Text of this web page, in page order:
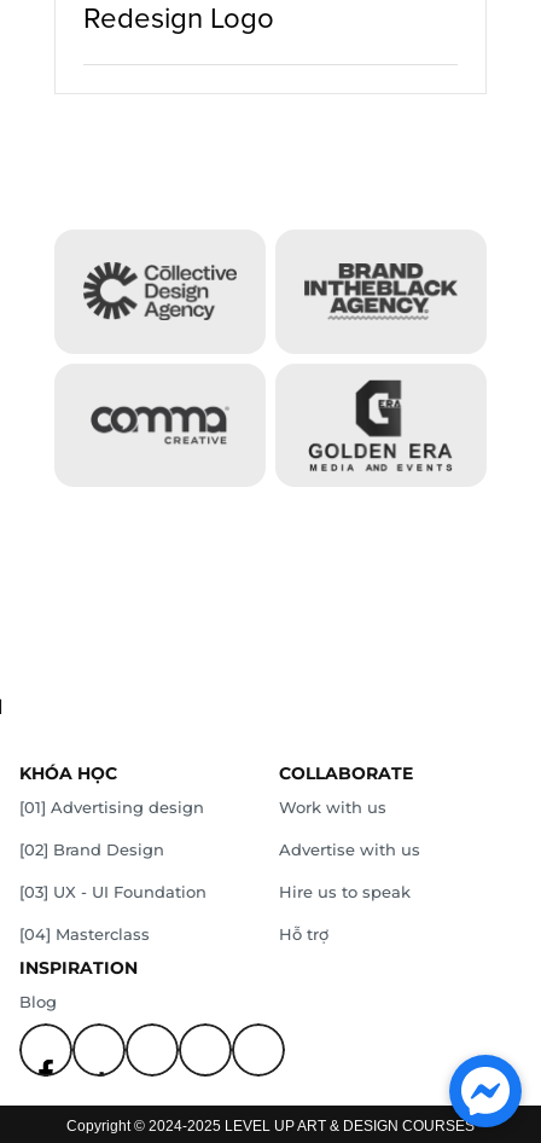
Redesign Logo
KHÓA HỌC
[01] Advertising design
[02] Brand Design
[03] UX - UI Foundation
[04] Masterclass
COLLABORATE
Work with us
Advertise with us
Hire us to speak
Hỗ trợ
INSPIRATION
Blog
Copyright © 2024-2025 LEVEL UP ART & DESIGN COURSES